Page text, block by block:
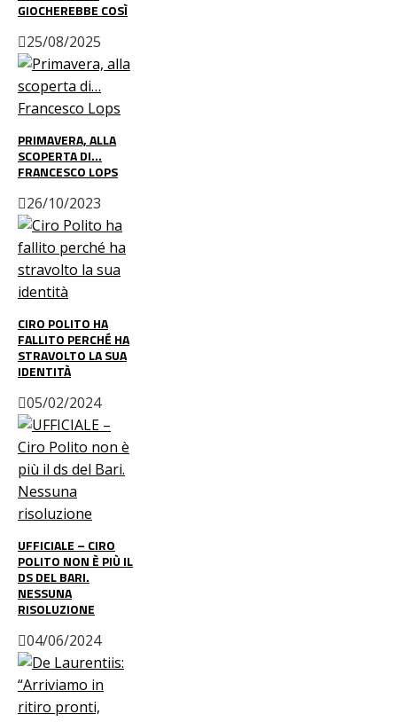
GIOCHEREBBE COSÌ
25/08/2025
PRIMAVERA, ALLA
SCOPERTA DI…
FRANCESCO LOPS
26/10/2023
CIRO POLITO HA
FALLITO PERCHÉ HA
STRAVOLTO LA SUA
IDENTITÀ
05/02/2024
UFFICIALE – CIRO
POLITO NON È PIÙ IL
DS DEL BARI.
NESSUNA
RISOLUZIONE
04/06/2024